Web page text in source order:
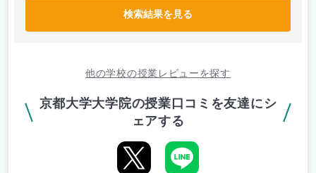
検索結果を見る
他の学校の授業レビューを探す
京都大学大学院の授業口コミを友達にシ
ェアする